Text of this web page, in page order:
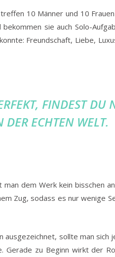
10 Männer und 10
sie auch Solo-
Freundschaft, Liebe,
FINDEST DU
ECHTEN WELT.
dem Werk kein bisschen
Zug, sodass es nur wenige
ausgezeichnet, sollte man
Gerade zu Beginn wirkt der